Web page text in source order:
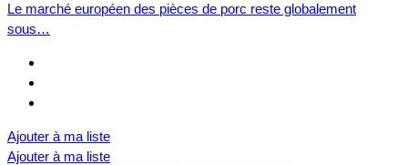
Le marché européen des pièces de porc reste globalement
sous…
Ajouter à ma liste
Ajouter à ma liste